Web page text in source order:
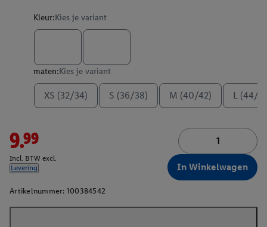
Kleur:Kies je variant
maten:Kies je variant
XS (32/34) S (36/38) M (40/42) L (44/
9.99
Incl. BTW excl.
Levering
In Winkelwagen
Artikelnummer: 100384542